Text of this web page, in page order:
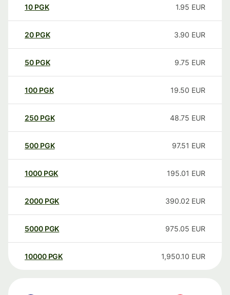
10 PGK 1.95 EUR
20 PGK 3.90 EUR
50 PGK 9.75 EUR
100 PGK 19.50 EUR
250 PGK 48.75 EUR
500 PGK 97.51 EUR
1000 PGK 195.01 EUR
2000 PGK 390.02 EUR
5000 PGK 975.05 EUR
10000 PGK 1,950.10 EUR